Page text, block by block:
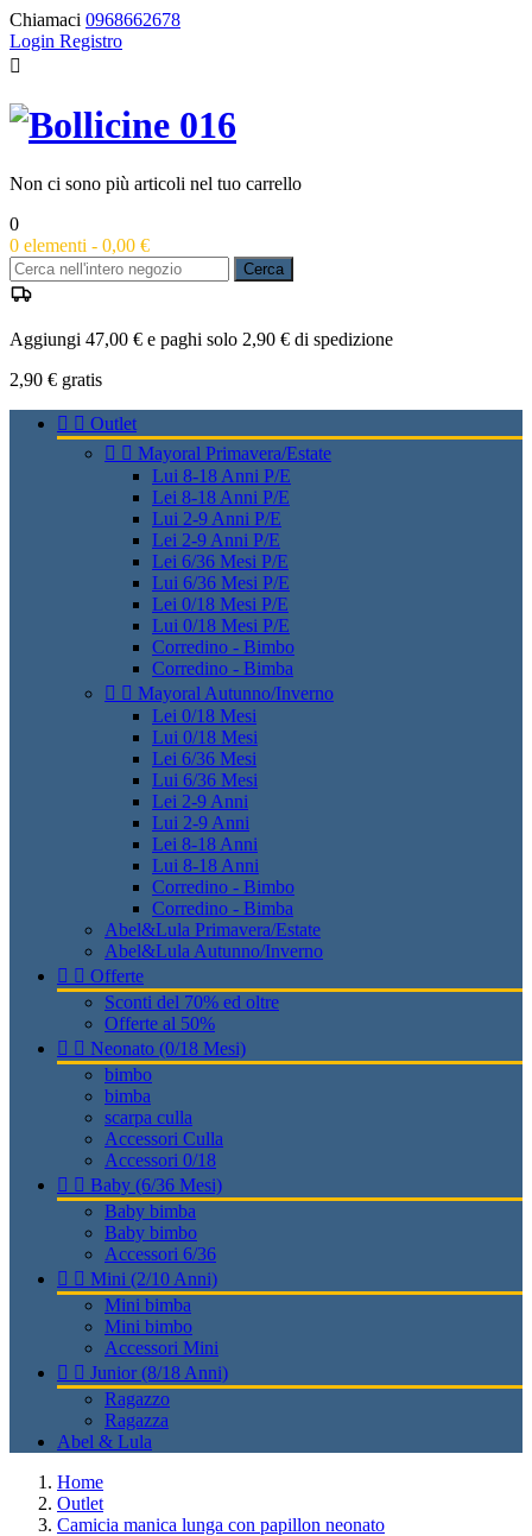
Chiamaci 0968662678
Login Registro

Non ci sono più articoli nel tuo carrello
0
0 elementi - 0,00 €
Cerca
Aggiungi 47,00 € e paghi solo 2,90 € di spedizione
2,90 € gratis
  Outlet
  Mayoral Primavera/Estate
Lui 8-18 Anni P/E
Lei 8-18 Anni P/E
Lui 2-9 Anni P/E
Lei 2-9 Anni P/E
Lei 6/36 Mesi P/E
Lui 6/36 Mesi P/E
Lei 0/18 Mesi P/E
Lui 0/18 Mesi P/E
Corredino - Bimbo
Corredino - Bimba
  Mayoral Autunno/Inverno
Lei 0/18 Mesi
Lui 0/18 Mesi
Lei 6/36 Mesi
Lui 6/36 Mesi
Lei 2-9 Anni
Lui 2-9 Anni
Lei 8-18 Anni
Lui 8-18 Anni
Corredino - Bimbo
Corredino - Bimba
Abel&Lula Primavera/Estate
Abel&Lula Autunno/Inverno
  Offerte
Sconti del 70% ed oltre
Offerte al 50%
  Neonato (0/18 Mesi)
bimbo
bimba
scarpa culla
Accessori Culla
Accessori 0/18
  Baby (6/36 Mesi)
Baby bimba
Baby bimbo
Accessori 6/36
  Mini (2/10 Anni)
Mini bimba
Mini bimbo
Accessori Mini
  Junior (8/18 Anni)
Ragazzo
Ragazza
Abel & Lula
Home
Outlet
Camicia manica lunga con papillon neonato